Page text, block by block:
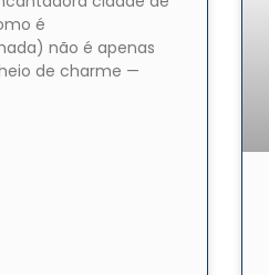
é
não é apenas
de charme —